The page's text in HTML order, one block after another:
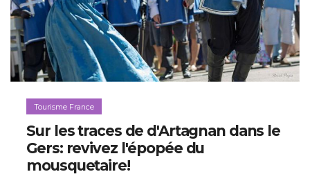
Tourisme France
Sur les traces de d'Artagnan dans le
Gers: revivez l'épopée du
mousquetaire!